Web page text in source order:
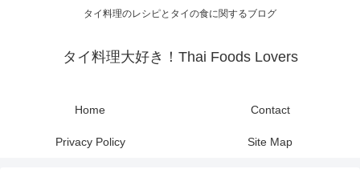
タイ料理のレシピとタイの食に関するブログ
タイ料理大好き！Thai Foods Lovers
Home Contact
Privacy Policy Site Map